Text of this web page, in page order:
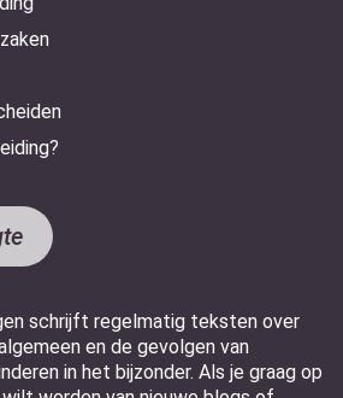
schrijft regelmatig teksten over
en de gevolgen van
in het bijzonder. Als je graag op